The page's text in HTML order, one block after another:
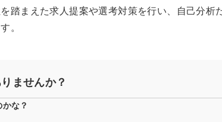
踏まえた求人提案や選考対策を行い、自己分析
。
ませんか？
な？